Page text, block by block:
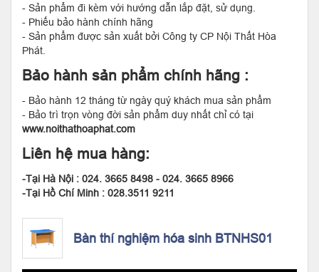
- Sản phẩm đi kèm với hướng dẫn lắp đặt, sử dụng.
- Phiếu bảo hành chính hãng
- Sản phẩm được sản xuất bởi Công ty CP Nội Thất Hòa
Phát.
Bảo hành sản phẩm chính hãng :
- Bảo hành 12 tháng từ ngày quý khách mua sản phẩm
- Bảo trì trọn vòng đời sản phẩm duy nhất chỉ có tại
www.noithathoaphat.com
Liên hệ mua hàng:
-Tại Hà Nội : 024. 3665 8498 - 024. 3665 8966
-Tại Hồ Chí Minh : 028.3511 9211
Bàn thí nghiệm hóa sinh BTNHS01